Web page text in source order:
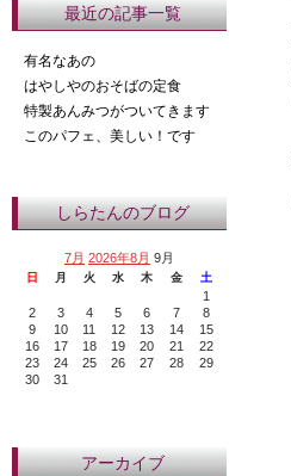
最近の記事一覧
有名なあの
はやしやのおそばの定食
特製あんみつがついてきます
このパフェ、美しい！です
しらたんのブログ
7月 2026年8月 9月
日 月 火 水 木 金 土
1
2
3 4 5 6 7
8
9
10 11 12 13 14
15
16
17 18 19 20 21
22
23
24 25 26 27 28
29
30
31
アーカイブ